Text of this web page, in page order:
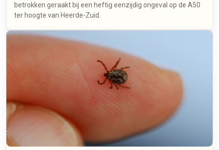
betrokken geraakt bij een heftig eenzijdig ongeval op de A50
ter hoogte van Heerde-Zuid.